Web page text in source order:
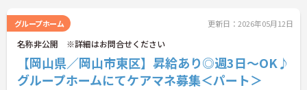
グループホーム 更新日：2026年05月12日
名称非公開 ※詳細はお問合せください
【岡山県／岡山市東区】昇給あり◎週3日～OK♪
グループホームにてケアマネ募集＜パート＞